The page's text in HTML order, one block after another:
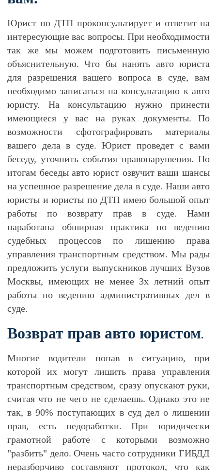
Юрист по ДТП проконсультирует и ответит на
интересующие вас вопросы. При необходимости
так же мы можем подготовить письменную
объяснительную. Что бы нанять авто юриста
для разрешения вашего вопроса в суде, вам
необходимо записаться на консультацию к авто
юристу. На консультацию нужно принести
имеющиеся у вас на руках документы. По
возможности сфотографировать материалы
вашего дела в суде. Юрист проведет с вами
беседу, уточнить события правонарушения. По
итогам беседы авто юрист озвучит ваши шансы
на успешное разрешение дела в суде. Наши авто
юристы и юристы по ДТП имею большой опыт
работы по возврату прав в суде. Нами
наработана обширная практика по ведению
судебных процессов по лишению права
управления транспортным средством. Мы рады
предложить услуги выпускников лучших Вузов
Москвы, имеющих не менее 3х летний опыт
работы по ведению административных дел в
суде.
Возврат прав авто юристом.
Многие водители попав в ситуацию, при
которой их могут лишить права управления
транспортным средством, сразу опускают руки,
считая что не чего не сделаешь. Однако это не
так, в 90% поступающих в суд дел о лишении
прав, есть недоработки. При юридически
грамотной работе с которыми возможно
"разбить" дело. Очень часто сотрудники ГИБДД
неразборчиво составляют протокол, что как